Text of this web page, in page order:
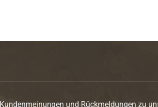
Kundenmeinungen und Rückmeldungen zu